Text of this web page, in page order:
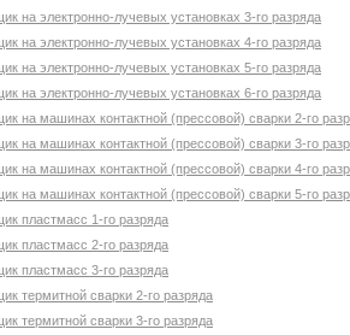
на электронно-лучевых установках 3-го разряда
на электронно-лучевых установках 4-го разряда
на электронно-лучевых установках 5-го разряда
на электронно-лучевых установках 6-го разряда
на машинах контактной (прессовой) сварки 2-го
на машинах контактной (прессовой) сварки 3-го
на машинах контактной (прессовой) сварки 4-го
на машинах контактной (прессовой) сварки 5-го
пластмасс 1-го разряда
пластмасс 2-го разряда
пластмасс 3-го разряда
термитной сварки 2-го разряда
термитной сварки 3-го разряда